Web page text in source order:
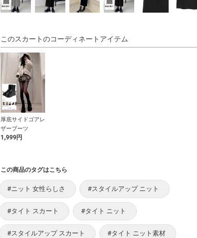
このスカートのコーディネートアイテム
厚底サイドゴアレ
ザーブーツ
1,999円
この商品のタグはこちら
#ニット 女性らしさ #スタイルアップ ニット
#タイト スカート #タイト ニット
#スタイルアップ スカート #タイト ニット素材